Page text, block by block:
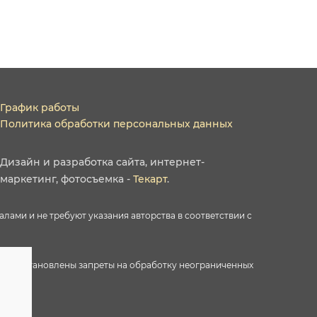
График работы
Политика обработки персональных данных
Дизайн и разработка сайта, интернет-
маркетинг, фотосъемка - Текарт.
и не требуют указания авторства в соответствии с
установлены запреты на обработку неограниченных